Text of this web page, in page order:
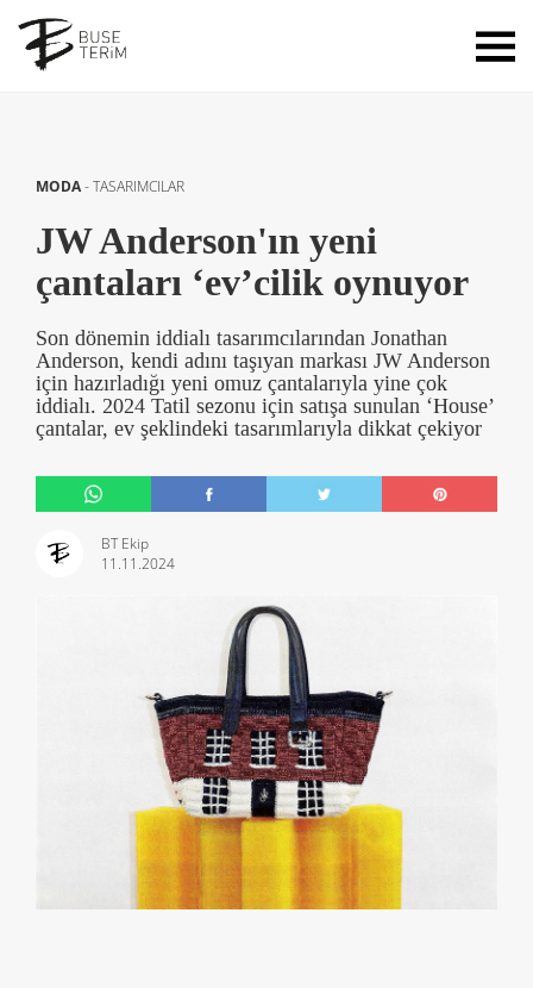
MODA-TASARIMCILAR
JW Anderson'ın yeni
çantaları ‘ev’cilik oynuyor
Son dönemin iddialı tasarımcılarından Jonathan
Anderson, kendi adını taşıyan markası JW Anderson
için hazırladığı yeni omuz çantalarıyla yine çok
iddialı. 2024 Tatil sezonu için satışa sunulan ‘House’
çantalar, ev şeklindeki tasarımlarıyla dikkat çekiyor
BT Ekip
11.11.2024